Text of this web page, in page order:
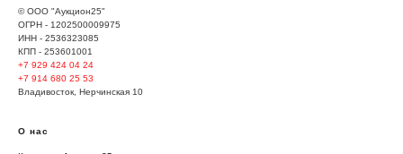
© ООО "Аукцион25"
ОГРН - 1202500009975
ИНН - 2536323085
КПП - 253601001
+7 929 424 04 24
+7 914 680 25 53
Владивосток, Нерчинская 10
О нас